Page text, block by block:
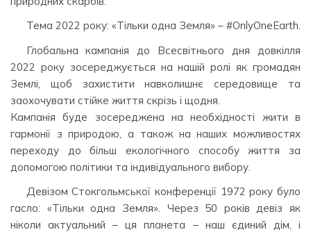
Тема 2022 року: «Тільки одна Земля» – #OnlyOneEarth.
Глобальна кампанія до Всесвітнього дня довкілля
2022 року зосереджується на нашій ролі як громадян
Землі, щоб захистити навколишнє середовище та
заохочувати стійке життя скрізь і щодня.
Кампанія буде зосереджена на необхідності жити в
гармонії з природою, а також на наших можливостях
переходу до більш екологічного способу життя за
допомогою політики та індивідуального вибору.
Девізом Стокгольмської конференції 1972 року було
гасло: «Тільки одна Земля». Через 50 років девіз як
ніколи актуальний – ця планета – наш єдиний дім, і